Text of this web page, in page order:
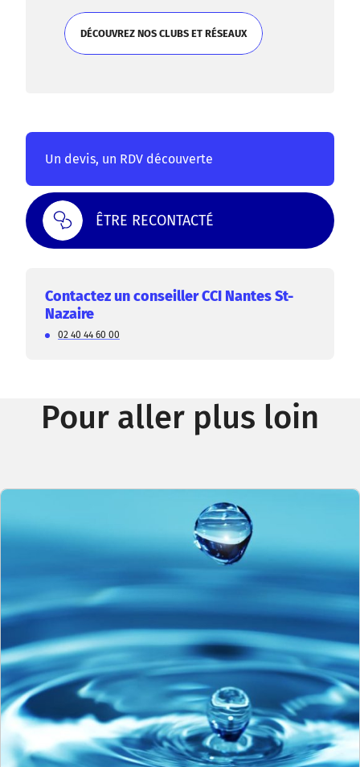
DÉCOUVREZ NOS CLUBS ET RÉSEAUX
Un devis, un RDV découverte
ÊTRE RECONTACTÉ
Contactez un conseiller CCI Nantes St-
Nazaire
02 40 44 60 00
Pour aller plus loin